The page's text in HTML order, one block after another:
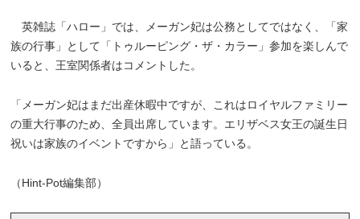
英雑誌「ハロー」では、メーガン妃は公務としてではなく、「家
族の行事」として「トゥルーピング・ザ・カラー」参加を楽しんで
いると、王室関係者はコメントした。
「メーガン妃はまだ出産休暇中ですが、これはロイヤルファミリー
の重大行事のため、全員出席しています。エリザベス女王の誕生日
祝いは家族のイベントですから」と語っている。
（Hint-Pot編集部）